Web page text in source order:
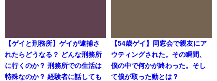
【ゲイと刑務所】ゲイが逮捕さ
れたらどうなる？ どんな刑務所
に行くのか？ 刑務所での生活は
特殊なのか？ 経験者に話しても
【54歳ゲイ】同窓会で親友にア
ウティングされた。その瞬間、
僕の中で何かが終わった。そし
て僕が取った動とは？